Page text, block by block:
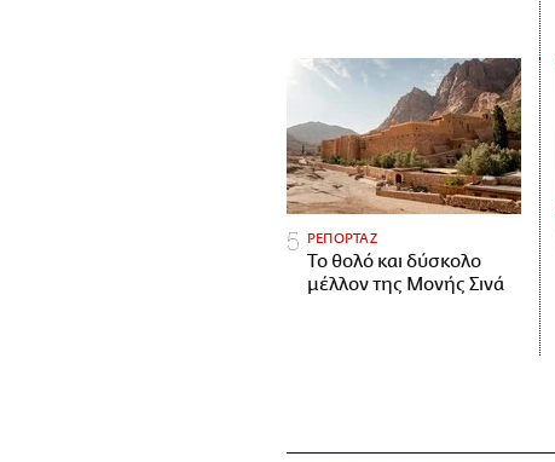
ΡΕΠΟΡΤΑΖ
Το θολό και δύσκολο
μέλλον της Μονής Σινά